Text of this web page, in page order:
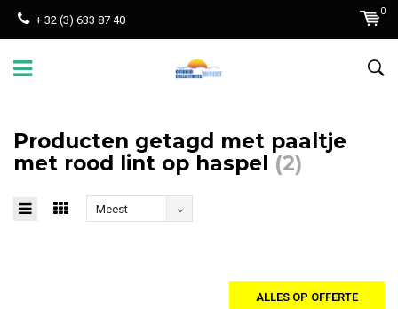
+ 32 (3) 633 87 40
0
Producten getagd met paaltje
met rood lint op haspel (2)
Meest
ALLES OP OFFERTE